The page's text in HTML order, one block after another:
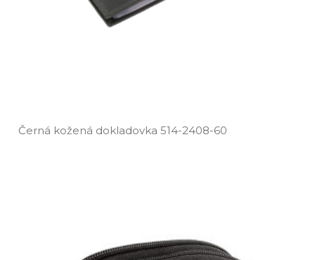
Černá kožená dokladovka 514­-2408­-60